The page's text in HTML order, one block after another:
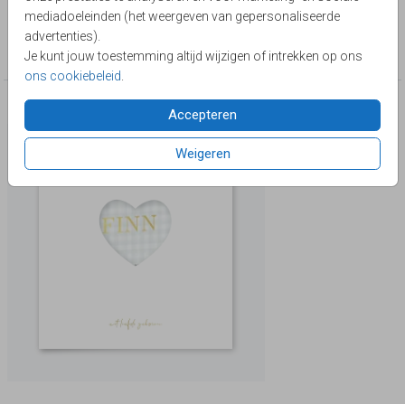
mediadoeleinden (het weergeven van gepersonaliseerde
advertenties).
Je kunt jouw toestemming altijd wijzigen of intrekken op ons
ons cookiebeleid
Accepteren
Weigeren
Collectie
Geboortekaarten met een stansvorm
Deze producten zijn wellicht ook iets voor je